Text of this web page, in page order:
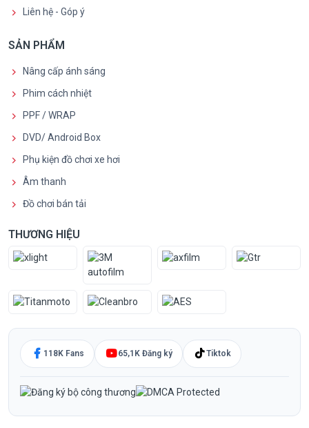
Liên hệ - Góp ý
SẢN PHẨM
Nâng cấp ánh sáng
Phim cách nhiệt
PPF / WRAP
DVD/ Android Box
Phụ kiện đồ chơi xe hơi
Âm thanh
Đồ chơi bán tải
THƯƠNG HIỆU
118K Fans 65,1K Đăng ký Tiktok